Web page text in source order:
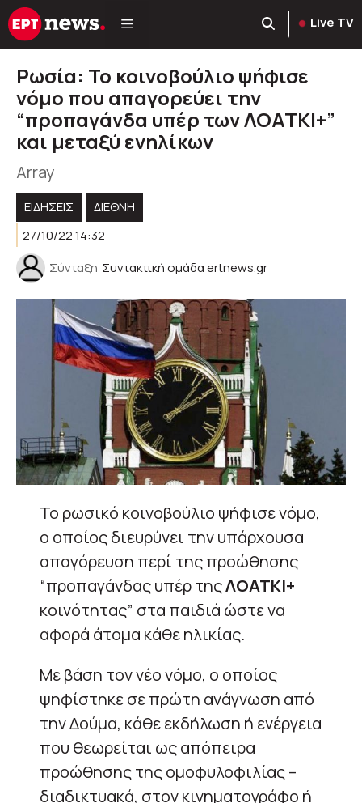
Μετάβαση
σε
Live TV
Ρωσία: Το κοινοβούλιο ψήφισε
νόμο που απαγορεύει την
“προπαγάνδα υπέρ των ΛΟΑΤΚΙ+”
και μεταξύ ενηλίκων
Array
ΕΙΔΗΣΕΙΣ
ΔΙΕΘΝΗ
27/10/22 14:32
Σύνταξη Συντακτική ομάδα ertnews.gr
Το ρωσικό κοινοβούλιο ψήφισε νόμο,
ο οποίος διευρύνει την υπάρχουσα
απαγόρευση περί της προώθησης
“προπαγάνδας υπέρ τηςΛΟΑΤΚΙ+
κοινότητας” στα παιδιά ώστε να
αφορά άτομα κάθε ηλικίας.
Με βάση τον νέο νόμο, ο οποίος
ψηφίστηκε σε πρώτη ανάγνωση από
την Δούμα, κάθε εκδήλωση ή ενέργεια
που θεωρείται ως απόπειρα
προώθησης της ομοφυλοφιλίας –
διαδικτυακά, στον κινηματογράφο ή